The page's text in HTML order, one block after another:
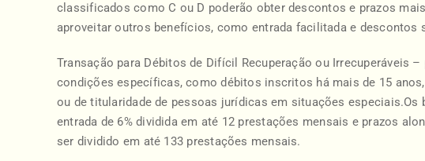
classificados como C ou D poderão obter descontos e prazos
aproveitar outros benefícios, como entrada facilitada e descontos
Transação para Débitos de Difícil Recuperação ou Irrecuperáveis
condições específicas, como débitos inscritos há mais de 15
ou de titularidade de pessoas jurídicas em situações
entrada de 6% dividida em até 12 prestações mensais e prazos
ser dividido em até 133 prestações mensais.